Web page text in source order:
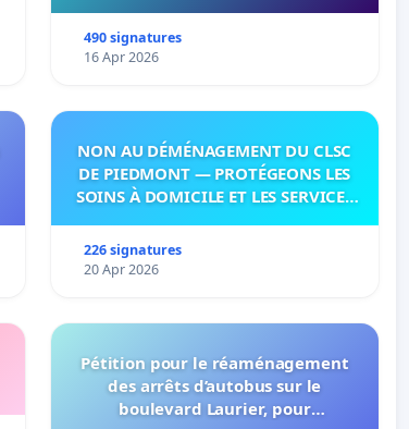
490 signatures
16 Apr 2026
NON AU DÉMÉNAGEMENT DU CLSC
DE PIEDMONT — PROTÉGEONS LES
SOINS À DOMICILE ET LES SERVICES
226 signatures
20 Apr 2026
Pétition pour le réaménagement
des arrêts d’autobus sur le
boulevard Laurier, pour